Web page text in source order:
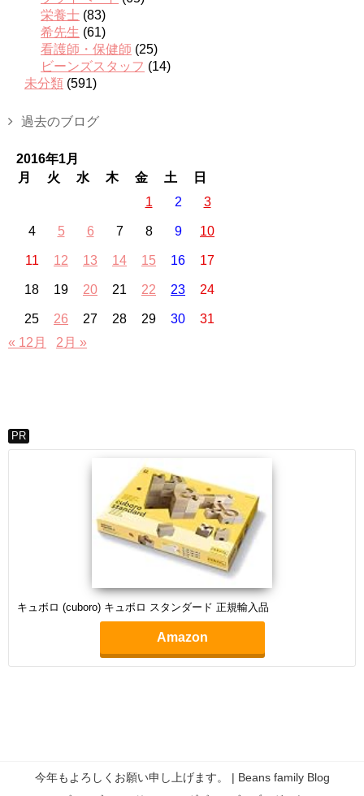
栄養士 (83)
希先生 (61)
看護師・保健師 (25)
ビーンズスタッフ (14)
未分類 (591)
過去のブログ
2016年1月
月
火 水 木 金 土
日
1
2 3
4 5 6 7 8 9 10
11 12 13 14 15 16 17
18 19 20 21 22 23 24
25 26 27 28 29 30
31
« 12月
2月 »
PR
キュボロ (cuboro) キュボロ スタンダード 正規輸入品
Amazon
今年もよろしくお願い申し上げます。 | Beans family Blog